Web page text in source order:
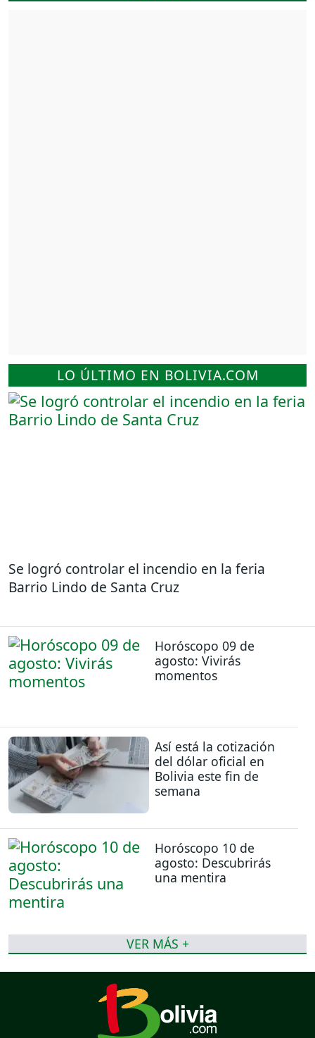
LO ÚLTIMO EN BOLIVIA.COM
Se logró controlar el incendio en la feria
Barrio Lindo de Santa Cruz
Horóscopo 09 de
agosto: Vivirás
momentos
Así está la cotización
del dólar oficial en
Bolivia este fin de
semana
Horóscopo 10 de
agosto: Descubrirás
una mentira
VER MÁS +